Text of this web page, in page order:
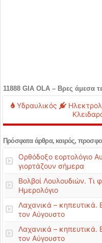
11888 GIA OLA – Βρες άμεσα
Υδραυλικός
Πρόσφατα άρθρα, καιρός,
Ορθόδοξο εορτολόγιο
γιορτάζουν σήμερα
Βολβοί Λουλουδιών. Τι
Ημερολόγιο
Λαχανικά – κηπευτικά.
τον Αύγουστο
Λαχανικά – κηπευτικά.
τον Αύγουστο